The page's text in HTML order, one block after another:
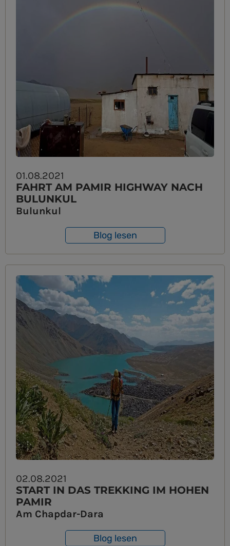
01.08.2021
FAHRT AM PAMIR HIGHWAY NACH
BULUNKUL
Bulunkul
Blog lesen
02.08.2021
START IN DAS TREKKING IM HOHEN
PAMIR
Am Chapdar-Dara
Blog lesen